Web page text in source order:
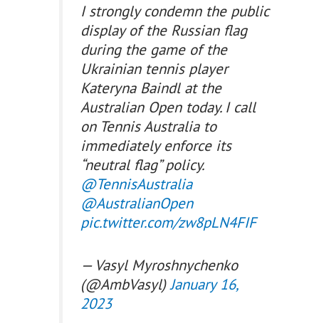
I strongly condemn the public
display of the Russian flag
during the game of the
Ukrainian tennis player
Kateryna Baindl at the
Australian Open today. I call
on Tennis Australia to
immediately enforce its
“neutral flag” policy.
@TennisAustralia
@AustralianOpen
pic.twitter.com/zw8pLN4FIF
— Vasyl Myroshnychenko
(@AmbVasyl)January 16,
2023